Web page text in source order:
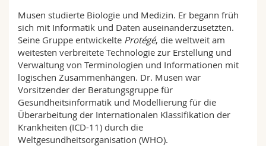
Musen studierte Biologie und Medizin. Er begann früh
sich mit Informatik und Daten auseinanderzusetzten.
Seine Gruppe entwickelte Protégé, die weltweit am
weitesten verbreitete Technologie zur Erstellung und
Verwaltung von Terminologien und Informationen mit
logischen Zusammenhängen. Dr. Musen war
Vorsitzender der Beratungsgruppe für
Gesundheitsinformatik und Modellierung für die
Überarbeitung der Internationalen Klassifikation der
Krankheiten (ICD-11) durch die
Weltgesundheitsorganisation (WHO).